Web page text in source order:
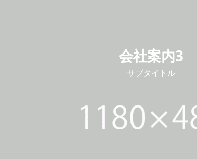
会社案内3
サブタイトル